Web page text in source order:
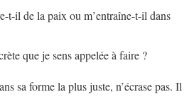
t-il de la paix ou m’entraîne-t-il dans
que je sens appelée à faire ?
sa forme la plus juste, n’écrase pas. Il